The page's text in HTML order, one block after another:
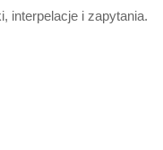
interpelacje i zapytania.